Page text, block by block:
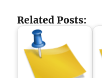
Related Posts: